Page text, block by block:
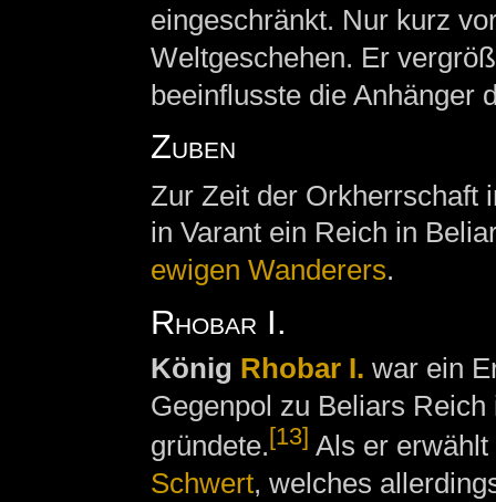
eingeschränkt. Nur kurz
Weltgeschehen. Er
beeinflusste die Anhänger
Zuben
Zur Zeit der Orkherrschaft
in Varant ein Reich in
ewigen Wanderers.
Rhobar I.
König Rhobar I. war ein
Gegenpol zu Beliars
gründete. [13] Als er
Schwert, welches